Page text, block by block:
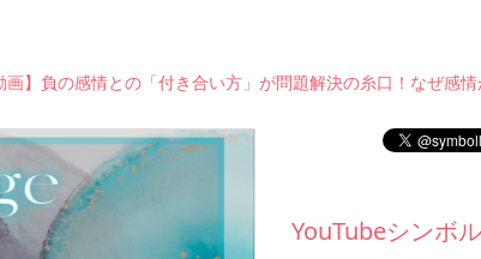
画】負の感情との「付き合い方」が問題解決の糸口！なぜ感
YouTubeシンボ